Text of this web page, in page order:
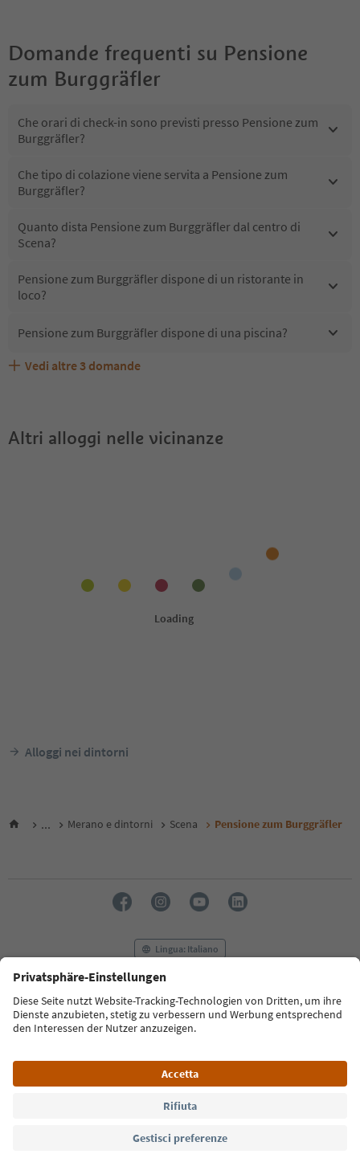
Domande frequenti su Pensione
zum Burggräfler
Che orari di check-in sono previsti presso Pensione zum
Burggräfler?
Che tipo di colazione viene servita a Pensione zum
Burggräfler?
Quanto dista Pensione zum Burggräfler dal centro di
Scena?
Pensione zum Burggräfler dispone di un ristorante in
loco?
Pensione zum Burggräfler dispone di una piscina?
Pensione zum Burggräfler accetta animali domestici?
Quali servizi/attività sono disponibili presso Pensione
Gli ospiti di Pensione zum Burggräfler ricevono l'Alto
Vedi altre 3 domande
Altri alloggi nelle vicinanze
Alloggi nei dintorni
... Merano e dintorni Scena Pensione zum Burggräfler
Lingua: Italiano
FAQ Contatti Press MICE
Privacy Policy
Termini e condizioni
Crediti
Cookie Policy
Alto Adige B2B